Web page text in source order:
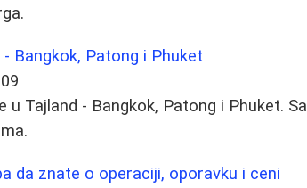
Bangkok, Patong i Phuket
u Tajland - Bangkok, Patong i Phuket.
da znate o operaciji, oporavku i ceni